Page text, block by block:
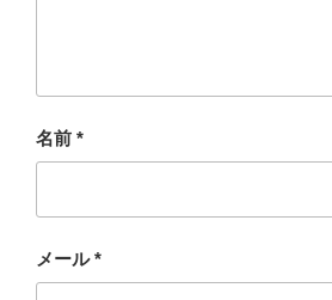
名前 *
メール*